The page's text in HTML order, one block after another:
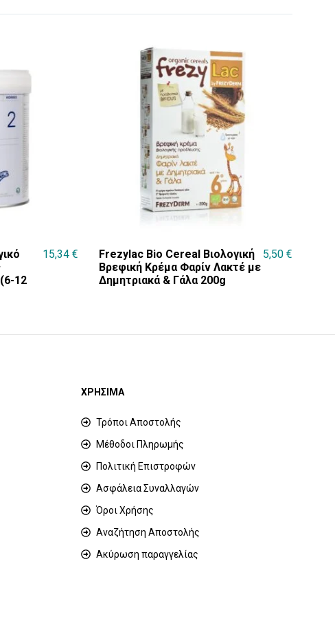
12
15,34 €
Frezylac Bio Cereal Βιολογική
Βρεφική Κρέμα Φαρίν Λακτέ με
Δημητριακά & Γάλα 200g
5,50 €
ΧΡΗΣΙΜΑ
Τρόποι Αποστολής
Μέθοδοι Πληρωμής
Πολιτική Επιστροφών
Ασφάλεια Συναλλαγών
Όροι Χρήσης
Αναζήτηση Αποστολής
Ακύρωση παραγγελίας